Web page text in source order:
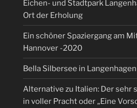
Eichen- und Stadtpark
Ort der Erholung
Ein schöner Spaziergang am
Hannover -2020
Bella Silbersee in Langenhagen
Alternative zu Italien: Der sehr
in voller Pracht oder „Eine